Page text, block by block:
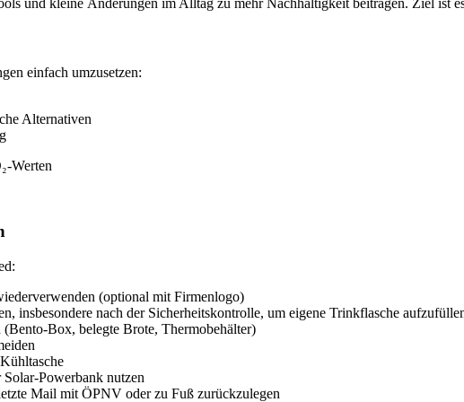
einfach umzusetzen:
Alternativen
Werten
(optional mit Firmenlogo)
insbesondere nach der Sicherheitskontrolle, um eigene Trinkflasche
Box, belegte Brote, Thermobehälter)
Powerbank nutzen
Mail mit ÖPNV oder zu Fuß zurückzulegen